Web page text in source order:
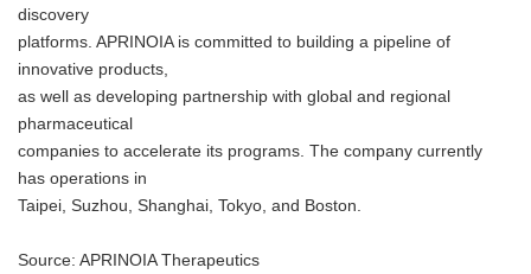
discovery
platforms. APRINOIA is committed to building a pipeline of
innovative products,
as well as developing partnership with global and regional
pharmaceutical
companies to accelerate its programs. The company currently
has operations in
Taipei, Suzhou, Shanghai, Tokyo, and Boston.
Source: APRINOIA Therapeutics